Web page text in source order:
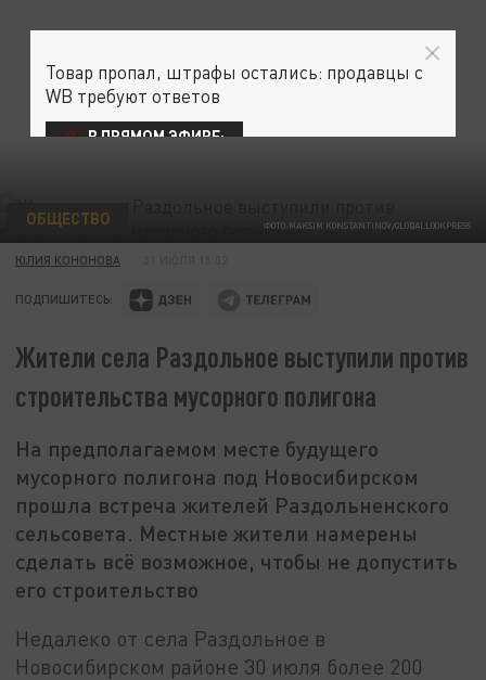
ФОТО:MAKSIM KONSTANTINOV/GLOBALLOOKPRESS
ОБЩЕСТВО
ЮЛИЯ КОНОНОВА
ПОДПИШИТЕСЬ:
Жители села Раздольное выступили против
строительства мусорного полигона
На предполагаемом месте будущего
мусорного полигона под Новосибирском
прошла встреча жителей Раздольненского
сельсовета. Местные жители намерены
сделать всё возможное, чтобы не допустить
его строительство
Недалеко от села Раздольное в
Новосибирском районе 30 июля более 200
Товар пропал, штрафы остались: продавцы с
WB требуют ответов
В ПРЯМОМ ЭФИРЕ: